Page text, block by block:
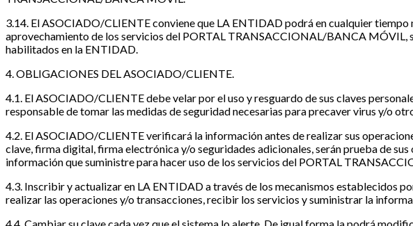
3.14. El ASOCIADO/CLIENTE conviene que LA ENTIDAD podrá en cualquier
aprovechamiento de los servicios del PORTAL TRANSACCIONAL/BANCA MÓVIL,
habilitados en la ENTIDAD.
4. OBLIGACIONES DEL ASOCIADO/CLIENTE.
4.1. El ASOCIADO/CLIENTE debe velar por el uso y resguardo de sus claves
responsable de tomar las medidas de seguridad necesarias para precaver virus y/o
4.2. El ASOCIADO/CLIENTE verificará la información antes de realizar sus
clave, firma digital, firma electrónica y/o seguridades adicionales, serán prueba de
información que suministre para hacer uso de los servicios del PORTAL
4.3. Inscribir y actualizar en LA ENTIDAD a través de los mecanismos establecidos
realizar las operaciones y/o transacciones, recibir los servicios y suministrar la